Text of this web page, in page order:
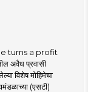
turns a profit
अवैध प्रवासी
विशेष मोहिमेचा
(एसटी)